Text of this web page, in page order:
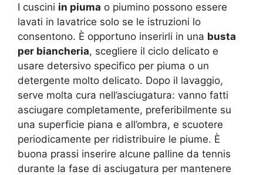
I cuscini in piuma o piumino possono essere
lavati in lavatrice solo se le istruzioni lo
consentono. È opportuno inserirli in una busta
per biancheria, scegliere il ciclo delicato e
usare detersivo specifico per piuma o un
detergente molto delicato. Dopo il lavaggio,
serve molta cura nell’asciugatura: vanno fatti
asciugare completamente, preferibilmente su
una superficie piana e all’ombra, e scuotere
periodicamente per ridistribuire le piume. È
buona prassi inserire alcune palline da tennis
durante la fase di asciugatura per mantenere